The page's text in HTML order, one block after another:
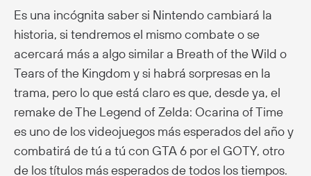
Es una incógnita saber si Nintendo cambiará la
historia, si tendremos el mismo combate o se
acercará más a algo similar a Breath of the Wild o
Tears of the Kingdom y si habrá sorpresas en la
trama, pero lo que está claro es que, desde ya, el
remake de The Legend of Zelda: Ocarina of Time
es uno de los videojuegos más esperados del año y
combatirá de tú a tú con GTA 6 por el GOTY, otro
de los títulos más esperados de todos los tiempos.